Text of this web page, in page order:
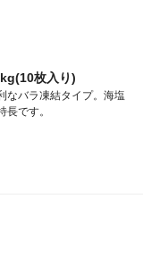
枚入り)
なバラ凍結タイプ。海塩
です。